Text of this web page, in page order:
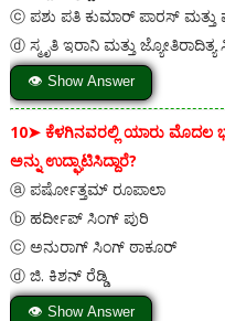
ⓒ ಪಶು ಪತಿ ಕುಮಾರ್ ಪಾರಸ್
ⓓ ಸ್ಮೃತಿ ಇರಾನಿ ಮತ್ತು
👁 Show Answer
10➤ ಕೆಳಗಿನವರಲ್ಲಿ ಯಾರು ಮೊದಲ
ಅನ್ನು ಉದ್ಘಾಟಿಸಿದ್ದಾರೆ?
ⓐ ಪರ್ಷೋತ್ತಮ್ ರೂಪಾಲಾ
ⓑ ಹರ್ದೀಪ್ ಸಿಂಗ್ ಪುರಿ
ⓒ ಅನುರಾಗ್ ಸಿಂಗ್ ಠಾಕೂರ್
ⓓ ಜಿ. ಕಿಶನ್ ರೆಡ್ಡಿ
👁 Show Answer